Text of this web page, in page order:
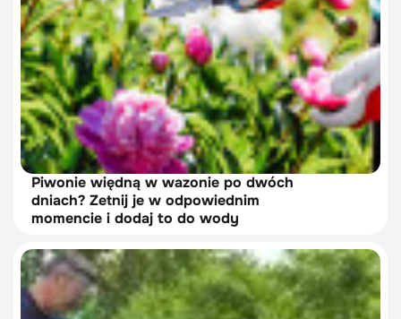
Piwonie więdną w wazonie po dwóch
dniach? Zetnij je w odpowiednim
momencie i dodaj to do wody